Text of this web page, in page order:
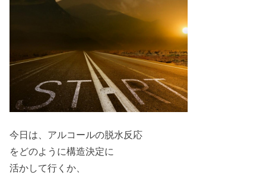
今日は、アルコールの脱水反応
をどのように構造決定に
活かして行くか、